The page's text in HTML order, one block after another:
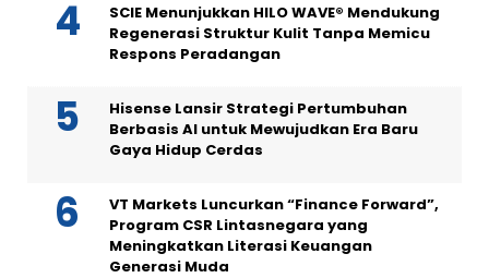
SCIE Menunjukkan HILO WAVE® Mendukung
Regenerasi Struktur Kulit Tanpa Memicu
Respons Peradangan
Hisense Lansir Strategi Pertumbuhan
Berbasis AI untuk Mewujudkan Era Baru
Gaya Hidup Cerdas
VT Markets Luncurkan “Finance Forward”,
Program CSR Lintasnegara yang
Meningkatkan Literasi Keuangan
Generasi Muda